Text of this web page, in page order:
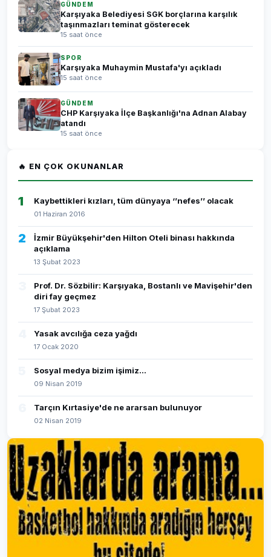
GÜNDEM
Karşıyaka Belediyesi SGK borçlarına karşılık
taşınmazları teminat gösterecek
15 saat önce
SPOR
Karşıyaka Muhaymin Mustafa'yı açıkladı
15 saat önce
GÜNDEM
CHP Karşıyaka İlçe Başkanlığı'na Adnan Alabay
atandı
15 saat önce
🔥 EN ÇOK OKUNANLAR
1 Kaybettikleri kızları, tüm dünyaya ‘’nefes’’ olacak
01 Haziran 2016
2
İzmir Büyükşehir'den Hilton Oteli binası hakkında
açıklama
13 Şubat 2023
Prof. Dr. Sözbilir: Karşıyaka, Bostanlı ve Mavişehir'den
diri fay geçmez
17 Şubat 2023
Yasak avcılığa ceza yağdı
17 Ocak 2020
Sosyal medya bizim işimiz...
09 Nisan 2019
Tarçın Kırtasiye'de ne ararsan bulunuyor
02 Nisan 2019